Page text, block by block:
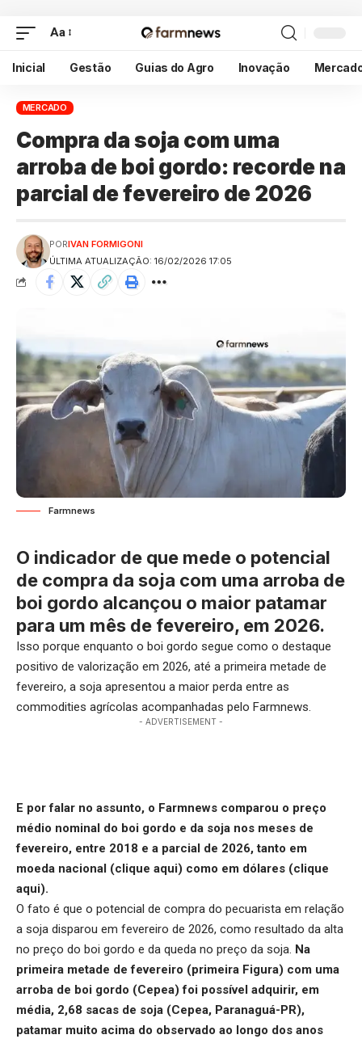
Aa
Inicial Gestão Guias do Agro Inovação
MERCADO
Compra da soja com uma
arroba de boi gordo: recorde na
parcial de fevereiro de 2026
ÚLTIMA ATUALIZAÇÃO: 16/02/2026 17:05
PORIVAN FORMIGONI
Farmnews
O indicador de que mede o potencial
de compra da soja com uma arroba de
boi gordo alcançou o maior patamar
para um mês de fevereiro, em 2026.
Isso porque enquanto o boi gordo segue como o destaque
positivo de valorização em 2026, até a primeira metade de
fevereiro, a soja apresentou a maior perda entre as
commodities agrícolas acompanhadas pelo Farmnews.
- ADVERTISEMENT -
E por falar no assunto, o Farmnews comparou o preço
médio nominal do boi gordo e da soja nos meses de
fevereiro, entre 2018 e a parcial de 2026, tanto em
moeda nacional (clique aqui) como em dólares (clique
aqui).
O fato é que o potencial de compra do pecuarista em relação
a soja disparou em fevereiro de 2026, como resultado da alta
no preço do boi gordo e da queda no preço da soja. Na
primeira metade de fevereiro (primeira Figura) com uma
arroba de boi gordo (Cepea) foi possível adquirir, em
média, 2,68 sacas de soja (Cepea, Paranaguá-PR),
patamar muito acima do observado ao longo dos anos